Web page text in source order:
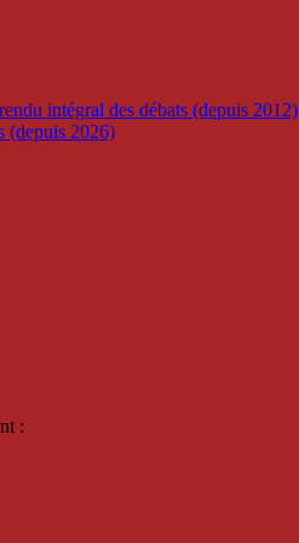
intégral des débats (depuis 2012)
(depuis 2026)
: